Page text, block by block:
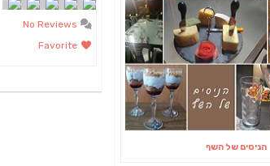
הניסים של השף